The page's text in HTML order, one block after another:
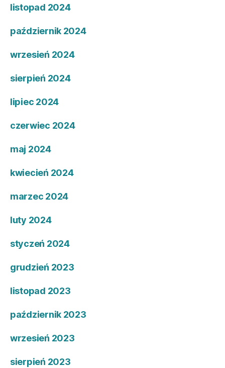
listopad 2024
październik 2024
wrzesień 2024
sierpień 2024
lipiec 2024
czerwiec 2024
maj 2024
kwiecień 2024
marzec 2024
luty 2024
styczeń 2024
grudzień 2023
listopad 2023
październik 2023
wrzesień 2023
sierpień 2023